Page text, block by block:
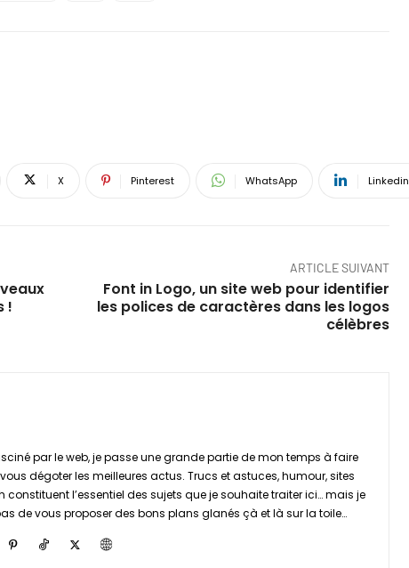
X Pinterest WhatsApp Linkedin
!
ARTICLE SUIVANT
Font in Logo, un site web pour identifier
les polices de caractères dans les logos
célèbres
par le web, je passe une grande partie de mon temps à faire
dégoter les meilleures actus. Trucs et astuces, humour, sites
constituent l’essentiel des sujets que je souhaite traiter ici… mais je
de vous proposer des bons plans glanés çà et là sur la toile…